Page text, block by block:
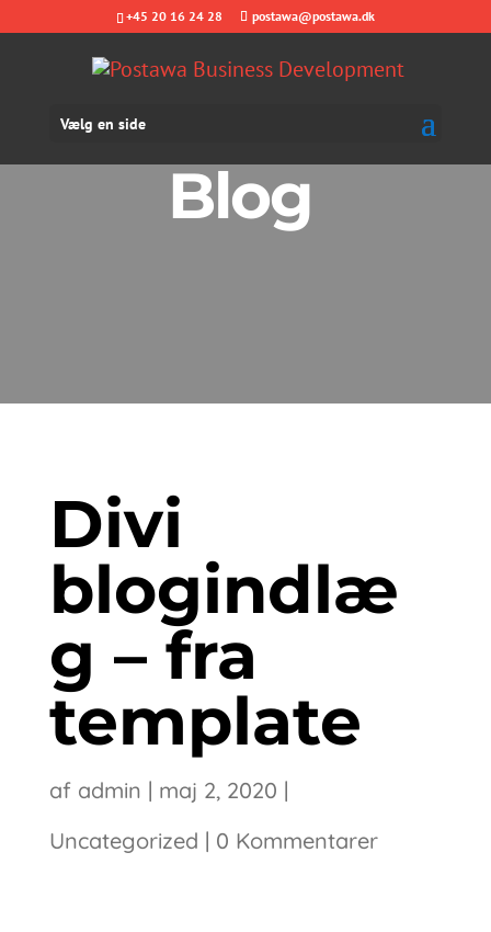
+45 20 16 24 28 postawa@postawa.dk
Vælg en side
Blog
Divi
blogindlæ
g – fra
template
af admin | maj 2, 2020 |
Uncategorized | 0 Kommentarer